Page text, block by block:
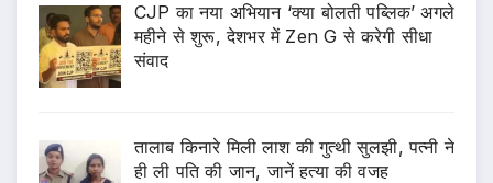
CJP का नया अभियान ‘क्या बोलती पब्लिक’ अगले
महीने से शुरू, देशभर में Zen G से करेगी सीधा
संवाद
तालाब किनारे मिली लाश की गुत्थी सुलझी, पत्नी ने
ही ली पति की जान, जानें हत्या की वजह